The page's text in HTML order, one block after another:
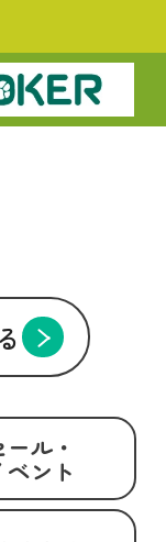
ル・
ベント